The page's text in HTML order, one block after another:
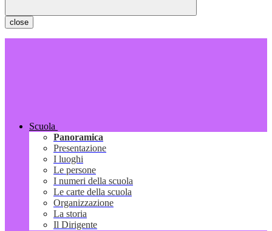
close
Scuola
Panoramica
Presentazione
I luoghi
Le persone
I numeri della scuola
Le carte della scuola
Organizzazione
La storia
Il Dirigente